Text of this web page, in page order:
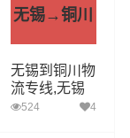
无锡→铜川
无锡到铜川物
流专线,无锡
物流公司,铜
524 4